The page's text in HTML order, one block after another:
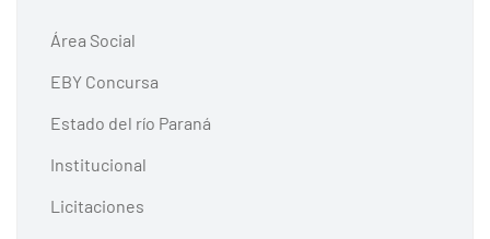
Área Social
EBY Concursa
Estado del río Paraná
Institucional
Licitaciones